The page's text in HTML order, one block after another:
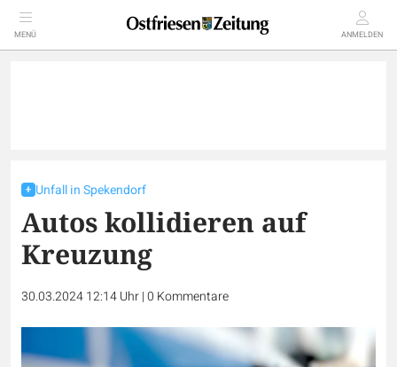
MENÜ ANMELDEN
Unfall in Spekendorf
Autos kollidieren auf
Kreuzung
30.03.2024 12:14 Uhr|0 Kommentare